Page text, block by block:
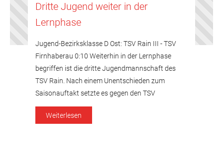
Dritte Jugend weiter in der
Lernphase
Jugend-Bezirksklasse D Ost: TSV Rain III - TSV
Firnhaberau 0:10 Weiterhin in der Lernphase
begriffen ist die dritte Jugendmannschaft des
TSV Rain. Nach einem Unentschieden zum
Saisonauftakt setzte es gegen den TSV
Firnhaberau nun die zweite klare Niederlage in
Folge. Die Gäste aus dem Augsburger Norden
Weiterlesen